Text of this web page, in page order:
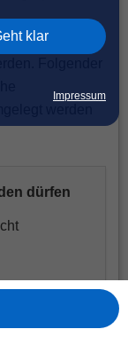
klar
Impressum
weitere
dürfen